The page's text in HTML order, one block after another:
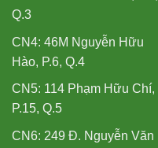
Q.3
CN4: 46M Nguyễn Hữu
Hào, P.6, Q.4
CN5: 114 Phạm Hữu Chí,
P.15, Q.5
CN6: 249 Đ. Nguyễn Văn